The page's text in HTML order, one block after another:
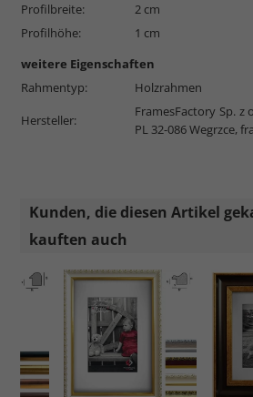
Profilbreite:
2 cm
Profilhöhe:
1 cm
weitere Eigenschaften
Rahmentyp:
Holzrahmen
Hersteller:
FramesFactory Sp. z
PL 32-086 Wegrzce,
Kunden, die diesen Artikel
kauften auch